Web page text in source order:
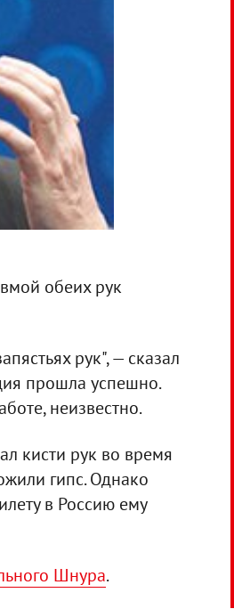
обеих рук
рук", — сказал
прошла успешно.
неизвестно.
кисти рук во время
гипс. Однако
в Россию ему
Шнура.